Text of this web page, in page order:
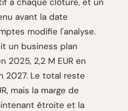
avant la date
modifie l'analyse.
un business plan
2025, 2,2 M EUR en
2027. Le total reste
mais la marge de
étroite et la